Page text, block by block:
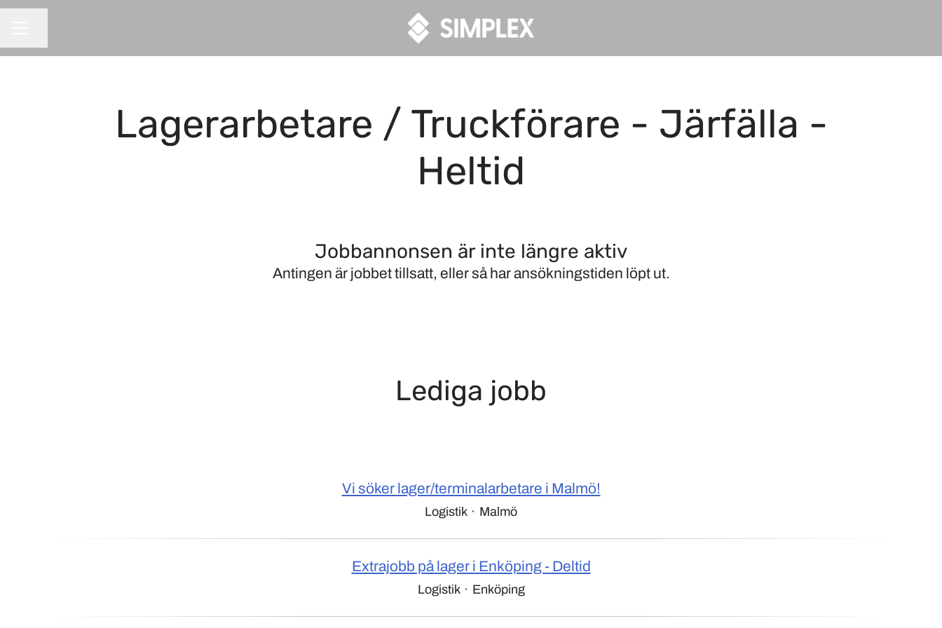
Lagerarbetare / Truckförare - Järfälla -
Heltid
Jobbannonsen är inte längre aktiv
Antingen är jobbet tillsatt, eller så har ansökningstiden löpt ut.
Lediga jobb
Vi söker lager/terminalarbetare i Malmö!
Logistik · Malmö
Extrajobb på lager i Enköping - Deltid
Logistik · Enköping